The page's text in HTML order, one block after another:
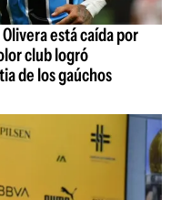
está caída por
club logró
de los gaúchos